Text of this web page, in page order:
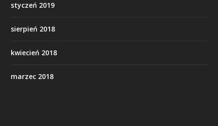
styczeń 2019
sierpień 2018
kwiecień 2018
marzec 2018